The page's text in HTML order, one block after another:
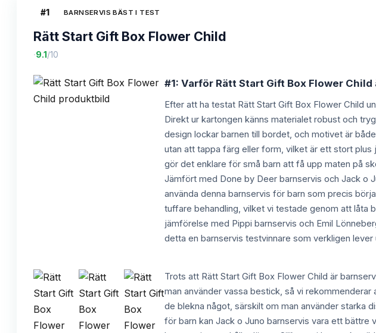
#1 BARNSERVIS BÄST I TEST
Rätt Start Gift Box Flower Child
·9.1 /10
#1: Varför Rätt Start Gift Box Flower
Efter att ha testat Rätt Start Gift Box Flower Child
Direkt ur kartongen känns materialet robust och
design lockar barnen till bordet, och motivet är
utan att tappa färg eller form, vilket är ett stort
gör det enklare för små barn att få upp maten på
Jämfört med Done by Deer barnservis och Jack o
använda denna barnservis för barn som precis
tuffare behandling, vilket vi testade genom att låta
jämförelse med Pippi barnservis och Emil
detta en barnservis testvinnare som verkligen
Trots att Rätt Start Gift Box Flower Child är
man använder vassa bestick, så vi
de blekna något, särskilt om man använder starka
för barn kan Jack o Juno barnservis vara ett bättre